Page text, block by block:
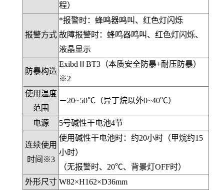
程）
报警方式
*报警时：蜂鸣器鸣叫、红色灯闪烁
故障报警时：蜂鸣器鸣叫、红色灯闪烁、
液晶显示
防暴构造
ExibdⅡBT3（本质安全防暴+耐压防暴）
※2
使用温度
范围
－20~50℃（异丁烷以外0~40℃）
电源 5号碱性干电池4节
连续使用
时间※3
使用碱性干电池时：约20小时（甲烷约15
小时）
（无报警时、20℃、背景灯OFF时）
外形尺寸 W82×H162×D36mm